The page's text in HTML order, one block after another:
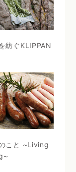
紡ぐKLIPPAN
こと ~Living